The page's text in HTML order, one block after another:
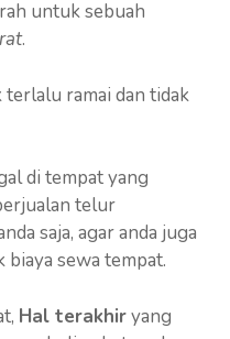
untuk sebuah
.
ramai dan tidak
di tempat yang
telur
saja, agar anda juga
sewa tempat.
Hal terakhiryang